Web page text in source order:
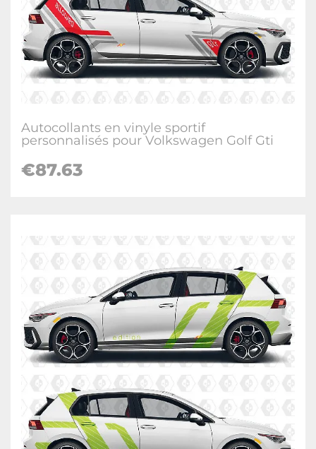
Autocollants en vinyle sportif
personnalisés pour Volkswagen Golf Gti
€87.63